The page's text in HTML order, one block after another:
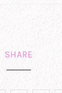
SHARE